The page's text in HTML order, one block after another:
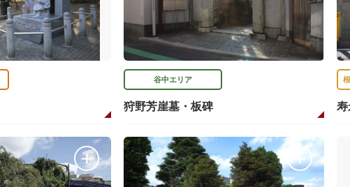
谷中エリア
狩野芳崖墓・板碑 寿